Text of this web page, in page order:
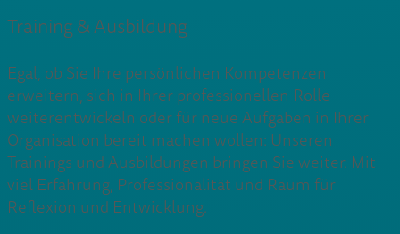
Training & Ausbildung
Egal, ob Sie Ihre persönlichen Kompetenzen
erweitern, sich in Ihrer professionellen Rolle
weiterentwickeln oder für neue Aufgaben in Ihrer
Organisation bereit machen wollen: Unseren
Trainings und Ausbildungen bringen Sie weiter. Mit
viel Erfahrung, Professionalität und Raum für
Reflexion und Entwicklung.